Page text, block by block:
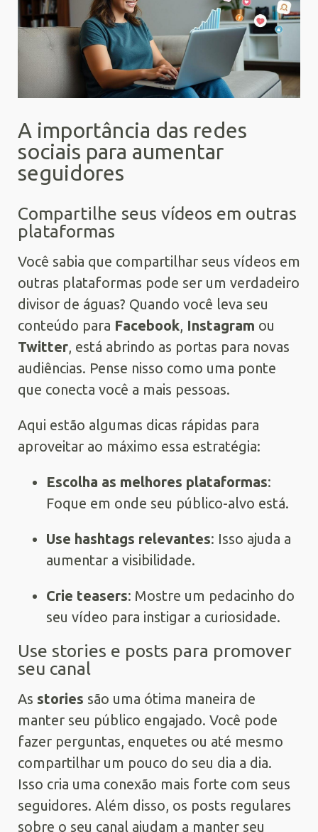
A importância das redes
sociais para aumentar
seguidores
Compartilhe seus vídeos em outras
plataformas
Você sabia que compartilhar seus vídeos em
outras plataformas pode ser um verdadeiro
divisor de águas? Quando você leva seu
conteúdo para Facebook Instagram ou
Twitter , está abrindo as portas para novas
audiências. Pense nisso como uma ponte
que conecta você a mais pessoas.
Aqui estão algumas dicas rápidas para
aproveitar ao máximo essa estratégia:
Escolha as melhores plataformas:
Foque em onde seu público-alvo está.
Use hashtags relevantes: Isso ajuda a
aumentar a visibilidade.
Crie teasers: Mostre um pedacinho do
seu vídeo para instigar a curiosidade.
Use stories e posts para promover
seu canal
As stories são uma ótima maneira de
manter seu público engajado. Você pode
fazer perguntas, enquetes ou até mesmo
compartilhar um pouco do seu dia a dia.
Isso cria uma conexão mais forte com seus
seguidores. Além disso, os posts regulares
sobre o seu canal ajudam a manter seu